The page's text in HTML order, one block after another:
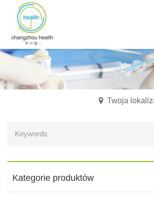
Twoja
Kategorie produktów